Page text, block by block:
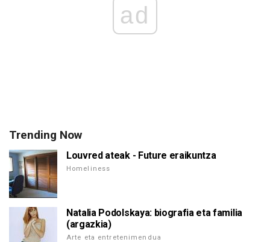
ad
Trending Now
Louvred ateak - Future eraikuntza
Homeliness
Natalia Podolskaya: biografia eta familia
(argazkia)
Arte eta entretenimendua